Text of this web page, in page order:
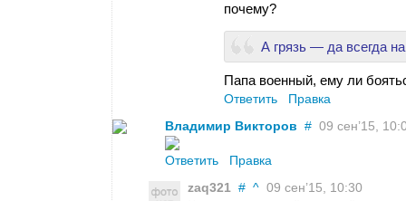
почему?
А грязь — да всегда
Папа военный, ему ли
Ответить
Правка
Владимир Викторов # 09 сен’15,
Ответить
Правка
zaq321 # ^ 09 сен’15, 10:30